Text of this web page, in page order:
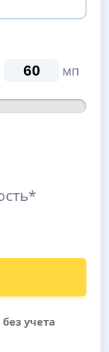
мп
без учета